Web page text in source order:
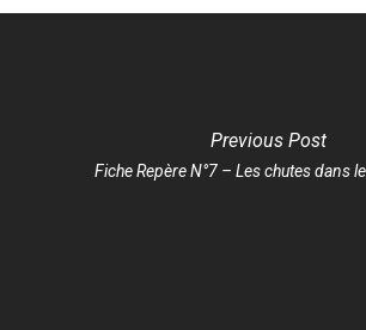
Previous Post
Fiche Repère N°7 – Les chutes dans